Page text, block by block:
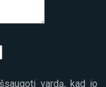
vardą, kad jo